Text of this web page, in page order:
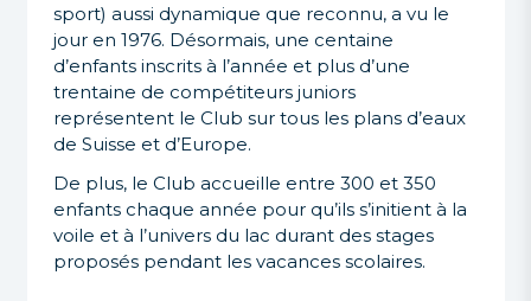
sport) aussi dynamique que reconnu, a vu le
jour en 1976. Désormais, une centaine
d’enfants inscrits à l’année et plus d’une
trentaine de compétiteurs juniors
représentent le Club sur tous les plans d’eaux
de Suisse et d’Europe.
De plus, le Club accueille entre 300 et 350
enfants chaque année pour qu’ils s’initient à la
voile et à l’univers du lac durant des stages
proposés pendant les vacances scolaires.